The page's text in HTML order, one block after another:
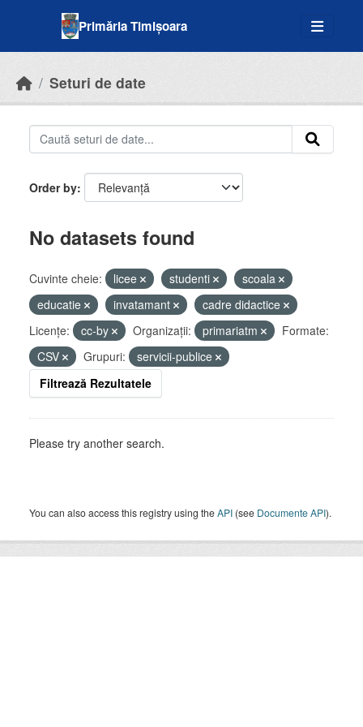
Primăria Timișoara
Seturi de date
Order by
No datasets found
Cuvinte cheie: licee studenti
scoala
educatie
invatamant
cadre didactice
Licenţe:
cc-by Organizații: primariatm
Formate:
CSV
Grupuri:
servicii-publice
Filtrează Rezultatele
Please try another search.
You can also access this registry using theAPI (see Documente API).